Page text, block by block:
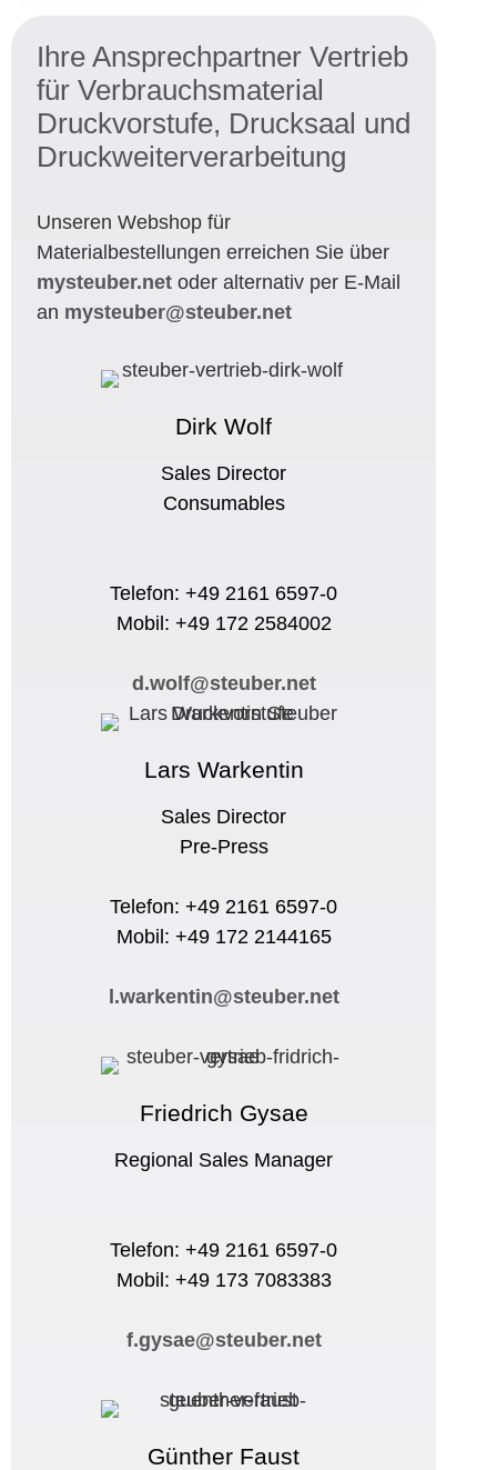
Ihre Ansprechpartner Vertrieb
für Verbrauchsmaterial
Druckvorstufe, Drucksaal und
Druckweiterverarbeitung
Unseren Webshop für
Materialbestellungen erreichen Sie über
mysteuber.netoder alternativ per E-Mail
an mysteuber@steuber.net
Dirk Wolf
Sales Director
Consumables
Telefon: +49 2161 6597-0
Mobil: +49 172 2584002
d.wolf@steuber.net
Lars Warkentin
Sales Director
Pre-Press
Telefon: +49 2161 6597-0
Mobil: +49 172 2144165
l.warkentin@steuber.net
Friedrich Gysae
Regional Sales Manager
Telefon: +49 2161 6597-0
Mobil: +49 173 7083383
f.gysae@steuber.net
Günther Faust